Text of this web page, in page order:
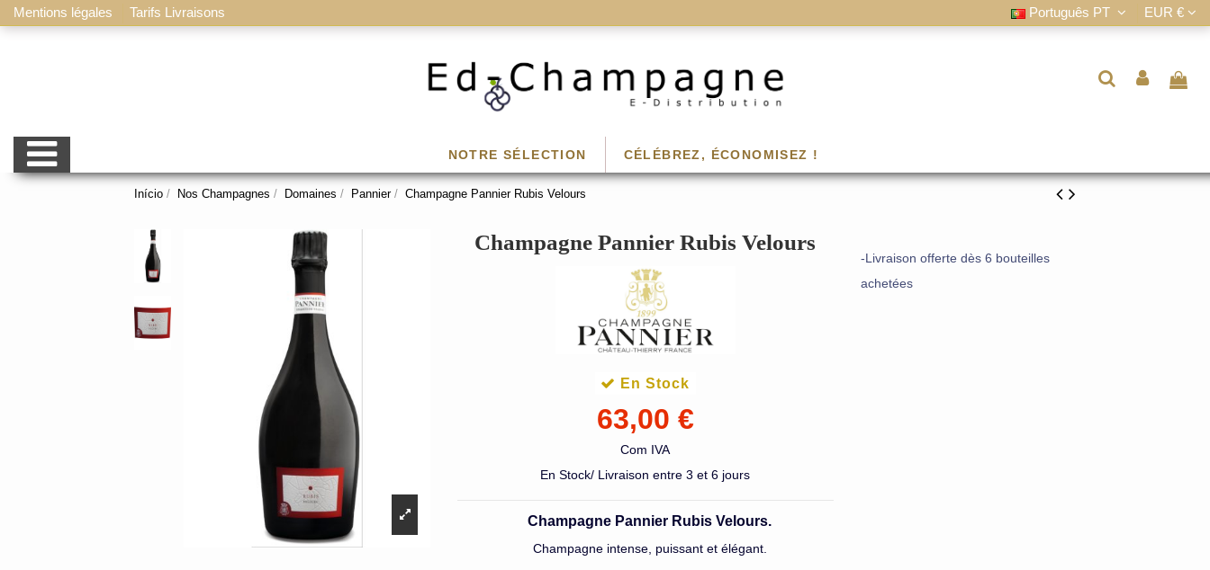
Mentions légales Tarifs Livraisons Português PT EUR €
NOTRE SÉLECTION CÉLÉBREZ, ÉCONOMISEZ !
Início Nos Champagnes Domaines Pannier Champagne Pannier Rubis Velours
Champagne Pannier Rubis Velours
En Stock
63,00 €
Com IVA
En Stock/ Livraison entre 3 et 6 jours
Champagne Pannier Rubis Velours.
Champagne intense, puissant et élégant.
-Livraison offerte dès 6 bouteilles
achetées